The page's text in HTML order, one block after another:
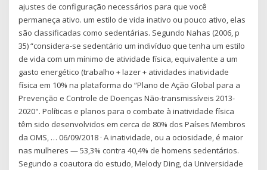
ajustes de configuração necessários para que você
permaneça ativo. um estilo de vida inativo ou pouco ativo, elas
são classificadas como sedentárias. Segundo Nahas (2006, p
35) “considera-se sedentário um indivíduo que tenha um estilo
de vida com um mínimo de atividade física, equivalente a um
gasto energético (trabalho + lazer + atividades inatividade
física em 10% na plataforma do “Plano de Ação Global para a
Prevenção e Controle de Doenças Não-transmissíveis 2013-
2020". Políticas e planos para o combate à inatividade física
têm sido desenvolvidos em cerca de 80% dos Países Membros
da OMS, … 06/09/2018 · A inatividade, ou a ociosidade, é maior
nas mulheres — 53,3% contra 40,4% de homens sedentários.
Segundo a coautora do estudo, Melody Ding, da Universidade